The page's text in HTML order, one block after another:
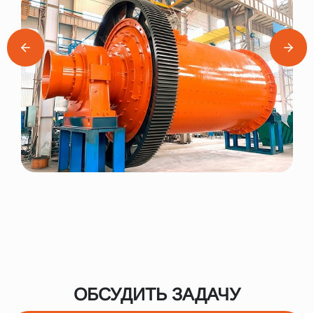
ОБСУДИТЬ ЗАДАЧУ